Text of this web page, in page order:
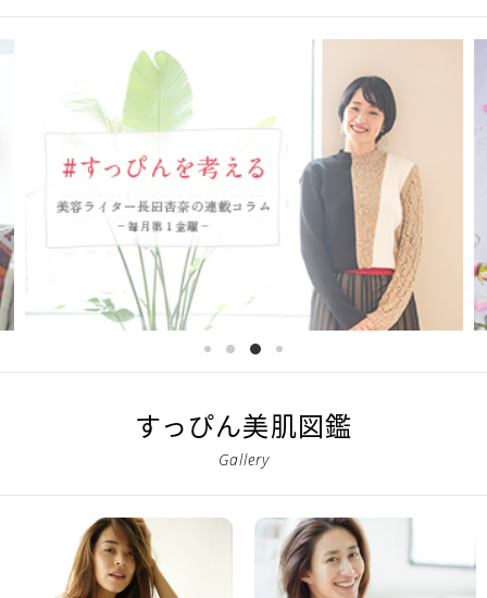
すっぴん美肌図鑑
Gallery